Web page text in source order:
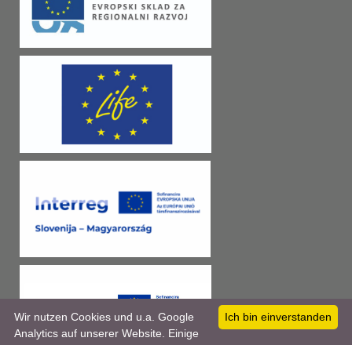
Ich bin einverstanden
Wir nutzen Cookies und u.a. Google
Analytics auf unserer Website. Einige